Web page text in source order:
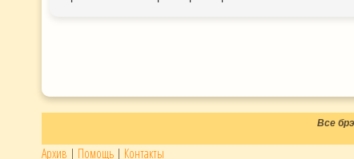
Все
Архив | Помощь | Контакты